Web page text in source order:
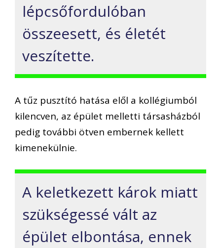
lépcsőfordulóban
összeesett, és életét
veszítette.
A tűz pusztító hatása elől a kollégiumból
kilencven, az épület melletti társasházból
pedig további ötven embernek kellett
kimenekülnie.
A keletkezett károk miatt
szükségessé vált az
épület elbontása, ennek